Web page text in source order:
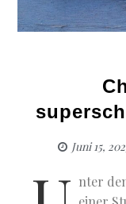
Juni 15,
nter